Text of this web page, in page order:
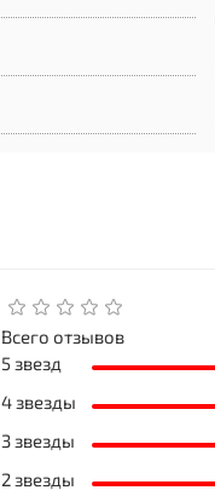
Всего отзывов
5 звезд
4 звезды
3 звезды
2 звезды